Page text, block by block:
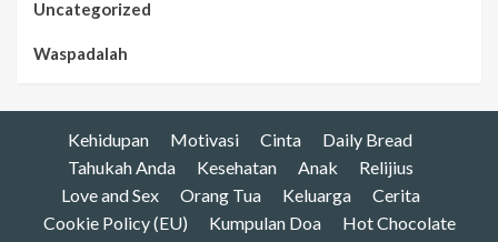
Uncategorized
Waspadalah
Kehidupan Motivasi Cinta
Daily Bread
Tahukah Anda
Kesehatan Anak
Relijius
Love and Sex
Orang Tua Keluarga
Cerita
Cookie Policy (EU)
Kumpulan Doa Hot Chocolate